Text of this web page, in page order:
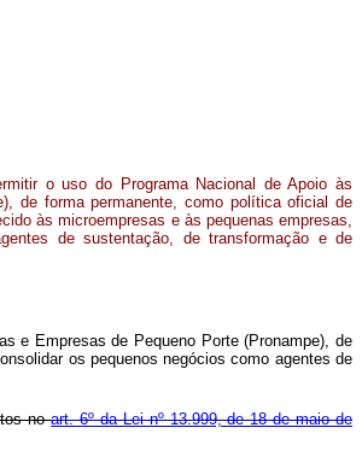
o uso do Programa Nacional de Apoio às
de forma permanente, como política oficial de
às microempresas e às pequenas empresas,
de sustentação, de transformação e de
e Empresas de Pequeno Porte (Pronampe), de
os pequenos negócios como agentes de
noart. 6º da Lei nº 13.999, de 18 de maio de